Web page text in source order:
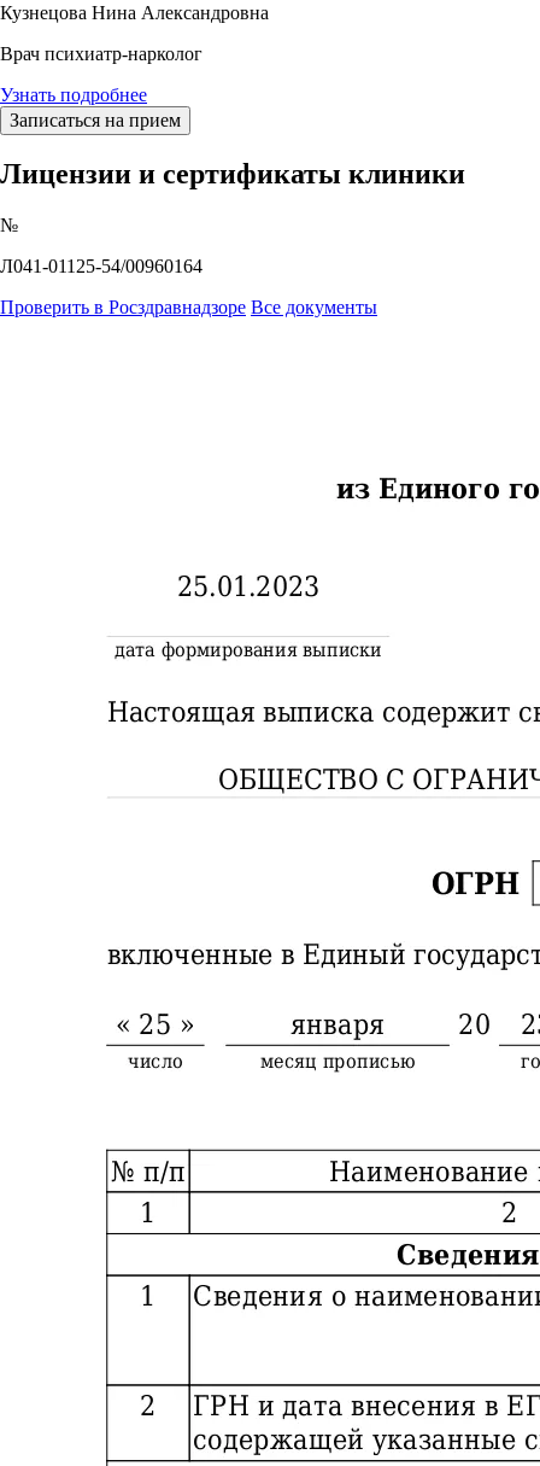
Кузнецова Нина Александровна
Врач психиатр-нарколог
Узнать подробнее
Записаться на прием
Лицензии и сертификаты клиники
№
Л041-01125-54/00960164
Проверить в Росздравнадзоре Все документы